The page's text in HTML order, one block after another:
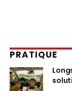
PRATIQUE